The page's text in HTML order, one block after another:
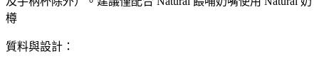
樽
質料與設計：